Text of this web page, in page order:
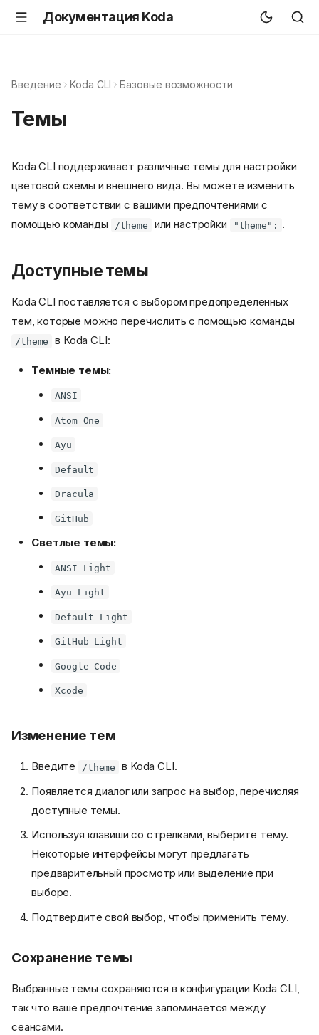
Документация Koda
Введение Koda CLI Базовые возможности
Темы
Koda CLI поддерживает различные темы для настройки
цветовой схемы и внешнего вида. Вы можете изменить
тему в соответствии с вашими предпочтениями с
помощью команды
/theme или настройки "theme": .
Доступные темы
Koda CLI поставляется с выбором предопределенных
тем, которые можно перечислить с помощью команды
/theme в Koda CLI:
Темные темы:
ANSI
Atom One
Ayu
Default
Dracula
GitHub
Светлые темы:
ANSI Light
Ayu Light
Default Light
GitHub Light
Google Code
Xcode
Изменение тем
Введите /theme
в Koda CLI.
Появляется диалог или запрос на выбор, перечисляя
доступные темы.
Используя клавиши со стрелками, выберите тему.
Некоторые интерфейсы могут предлагать
предварительный просмотр или выделение при
выборе.
Подтвердите свой выбор, чтобы применить тему.
Сохранение темы
Выбранные темы сохраняются в конфигурации Koda CLI,
так что ваше предпочтение запоминается между
сеансами.